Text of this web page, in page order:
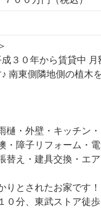
３０年から賃貸中
南東側隣地側の植木
・外壁・キッチン
障子リフォーム・
え・建具交換・エ
りとされたお家です！
０分、東武ストア徒